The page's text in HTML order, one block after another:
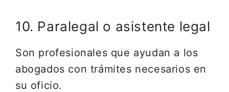
10. Paralegal o asistente legal
Son profesionales que ayudan a los
abogados con trámites necesarios en
su oficio.